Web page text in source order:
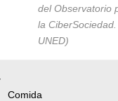
del Observatorio
la CiberSociedad.
UNED)
Comida